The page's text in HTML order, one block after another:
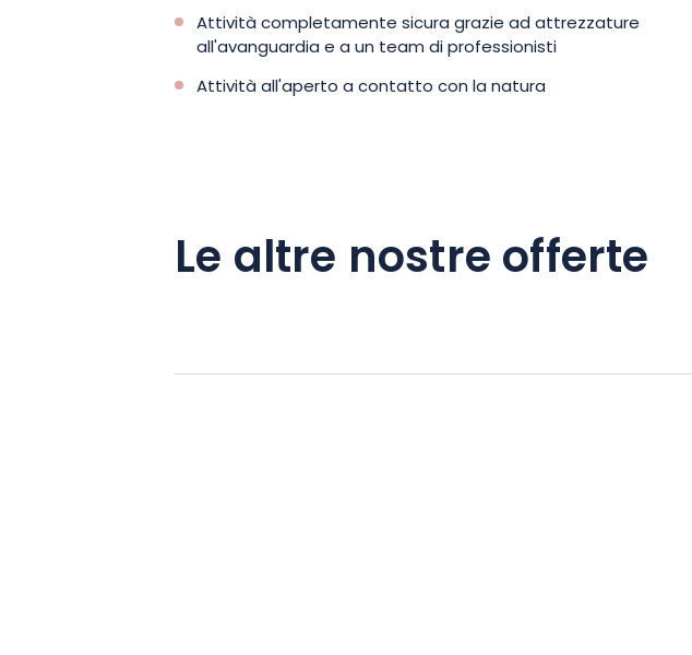
Attività completamente sicura grazie ad attrezzature
all'avanguardia e a un team di professionisti
Attività all'aperto a contatto con la natura
Le altre nostre offerte